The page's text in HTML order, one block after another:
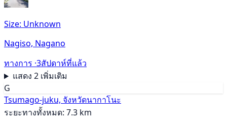
Size: Unknown
Nagiso, Nagano
ทางการ ·3สัปดาห์ที่แล้ว
แสดง 2 เพิ่มเติม
G
Tsumago-juku, จังหวัดนากาโนะ
ระยะทางทั้งหมด: 7.3 km